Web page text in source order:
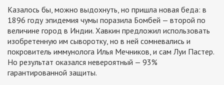
Казалось бы, можно выдохнуть, но пришла новая беда: в
1896 году эпидемия чумы поразила Бомбей — второй по
величине город в Индии. Хавкин предложил использовать
изобретенную им сыворотку, но в ней сомневались и
покровитель иммунолога Илья Мечников, и сам Луи Пастер.
Но результат оказался невероятный — 93%
гарантированной защиты.